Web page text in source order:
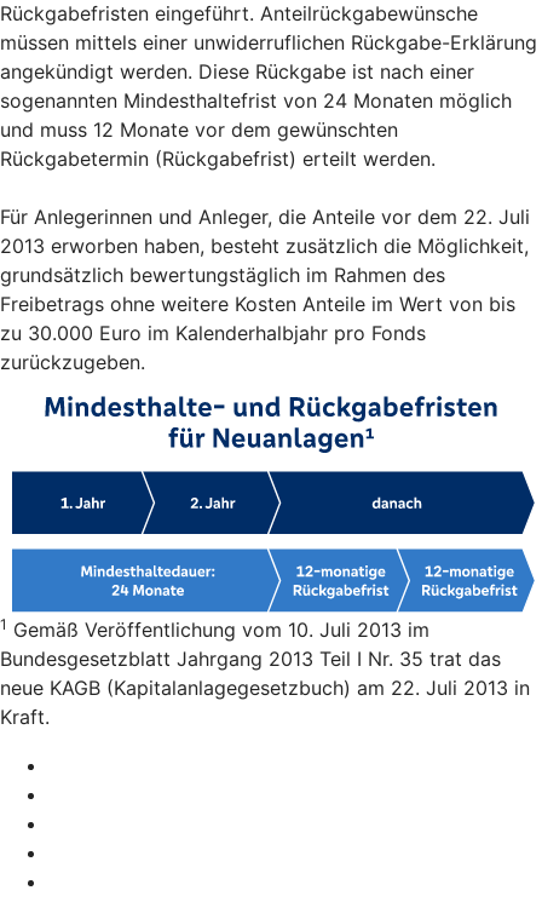
Rückgabefristen eingeführt. Anteilrückgabewünsche
müssen mittels einer unwiderruflichen Rückgabe-Erklärung
angekündigt werden. Diese Rückgabe ist nach einer
sogenannten Mindesthaltefrist von 24 Monaten möglich
und muss 12 Monate vor dem gewünschten
Rückgabetermin (Rückgabefrist) erteilt werden.
Für Anlegerinnen und Anleger, die Anteile vor dem 22. Juli
2013 erworben haben, besteht zusätzlich die Möglichkeit,
grundsätzlich bewertungstäglich im Rahmen des
Freibetrags ohne weitere Kosten Anteile im Wert von bis
zu 30.000 Euro im Kalenderhalbjahr pro Fonds
zurückzugeben.
1 Gemäß Veröffentlichung vom 10. Juli 2013 im
Bundesgesetzblatt Jahrgang 2013 Teil I Nr. 35 trat das
neue KAGB (Kapitalanlagegesetzbuch) am 22. Juli 2013 in
Kraft.